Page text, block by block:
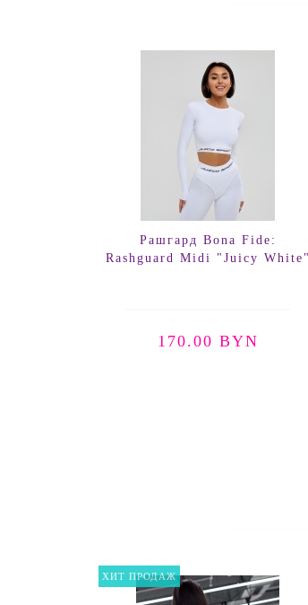
Рашгард Bona Fide:
Rashguard Midi "Juicy White"
170.00 BYN
ХИТ ПРОДАЖ